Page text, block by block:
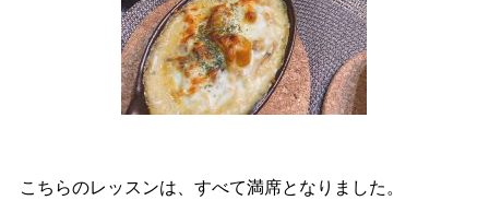
こちらのレッスンは、すべて満席となりました。